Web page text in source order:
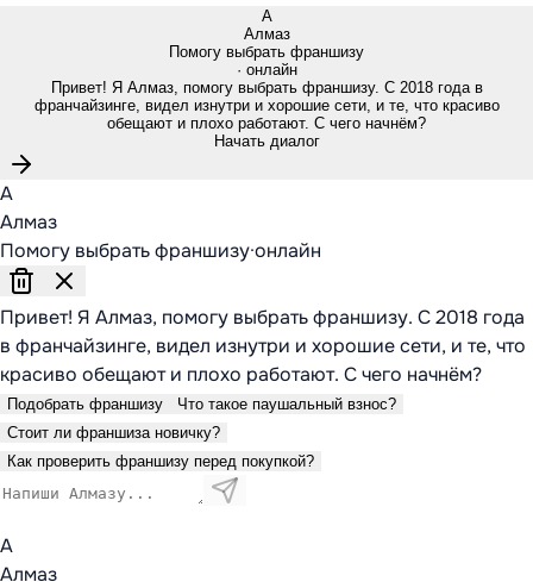
А
Алмаз
Помогу выбрать франшизу
· онлайн
Привет! Я Алмаз, помогу выбрать франшизу. С 2018 года в
франчайзинге, видел изнутри и хорошие сети, и те, что красиво
обещают и плохо работают. С чего начнём?
Начать диалог
А
Алмаз
Помогу выбрать франшизу·онлайн
Привет! Я Алмаз, помогу выбрать франшизу. С 2018 года
в франчайзинге, видел изнутри и хорошие сети, и те, что
красиво обещают и плохо работают. С чего начнём?
Подобрать франшизу
Что такое паушальный взнос?
Стоит ли франшиза новичку?
Как проверить франшизу перед покупкой?
А
Алмаз